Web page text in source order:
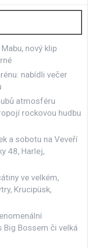
nový klip
nabídli večer
atmosféru
rockovou hudbu
a sobotu na Veveří
48, Harlej,
ve velkém,
Krucipüsk,
Big Bossem či velká